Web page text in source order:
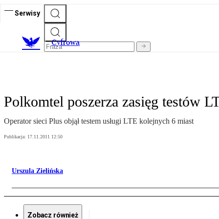
Serwisy
Cyfrowa
Polkomtel poszerza zasięg testów
Operator sieci Plus objął testem usługi LTE kolejnych 6 miast
Publikacja: 17.11.2011 12:50
Urszula Zielińska
Zobacz również